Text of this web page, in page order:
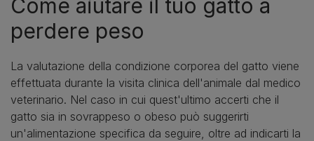
Come aiutare il tuo gatto a
perdere peso
La valutazione della condizione corporea del gatto viene
effettuata durante la visita clinica dell'animale dal medico
veterinario. Nel caso in cui quest'ultimo accerti che il
gatto sia in sovrappeso o obeso può suggerirti
un'alimentazione specifica da seguire, oltre ad indicarti la